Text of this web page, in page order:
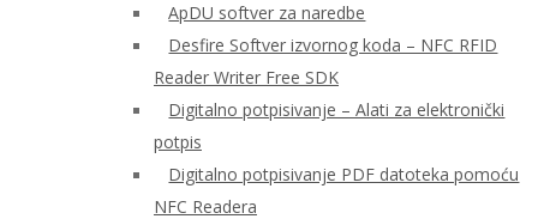
ApDU softver za naredbe
Desfire Softver izvornog koda – NFC RFID
Reader Writer Free SDK
Digitalno potpisivanje – Alati za elektronički
potpis
Digitalno potpisivanje PDF datoteka pomoću
NFC Readera